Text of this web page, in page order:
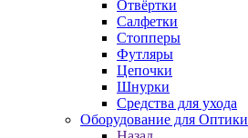
Отвёртки
Салфетки
Стопперы
Футляры
Цепочки
Шнурки
Средства для ухода
Оборудование для Оптики